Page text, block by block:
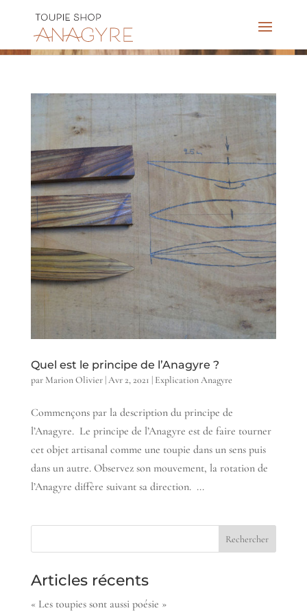
Quel est le principe de l’Anagyre ?
par Marion Olivier|Avr 2, 2021 | Explication Anagyre
Commençons par la description du principe de
l’Anagyre. Le principe de l’Anagyre est de faire tourner
cet objet artisanal comme une toupie dans un sens puis
dans un autre. Observez son mouvement, la rotation de
l’Anagyre diffère suivant sa direction. ...
Articles récents
« Les toupies sont aussi poésie »